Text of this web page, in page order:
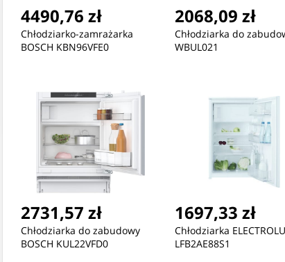
4490,76 zł
Chłodziarko-zamrażarka
BOSCH KBN96VFE0
2068,09 zł
Chłodziarka do
WBUL021
2731,57 zł
Chłodziarka do zabudowy
BOSCH KUL22VFD0
1697,33 zł
Chłodziarka
LFB2AE88S1